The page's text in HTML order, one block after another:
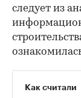
следует из
Как считали